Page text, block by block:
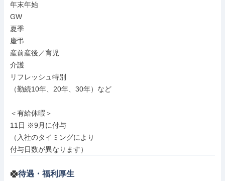
年末年始
GW
夏季
慶弔
産前産後／育児
介護
リフレッシュ特別
（勤続10年、20年、30年）など
＜有給休暇＞
11日 ※9月に付与
（入社のタイミングにより
付与日数が異なります）
待遇・福利厚生